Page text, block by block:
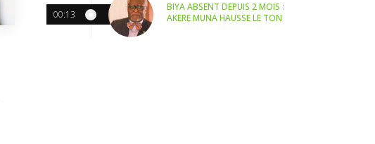
00:13
BIYA ABSENT DEPUIS 2 MOIS :
AKERE MUNA HAUSSE LE TON